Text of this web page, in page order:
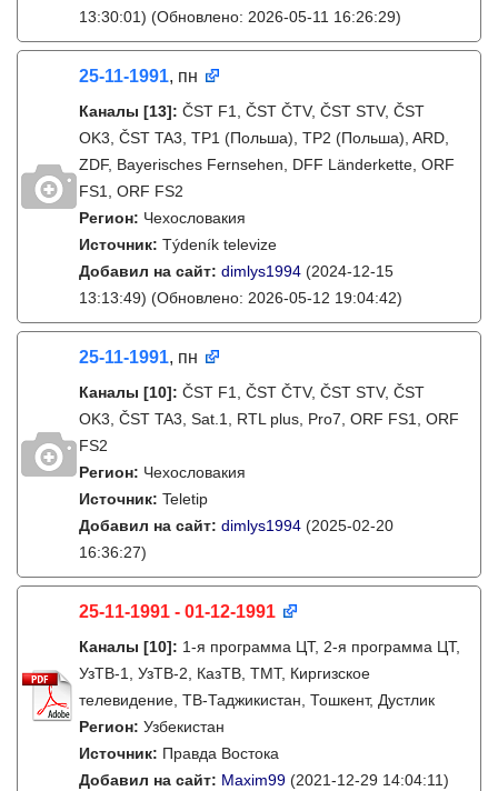
13:30:01) (Обновлено: 2026-05-11 16:26:29)
25-11-1991, пн
Каналы [13]: ČST F1, ČST ČTV, ČST STV, ČST
OK3, ČST TA3, TP1 (Польша), TP2 (Польша), ARD,
ZDF, Bayerisches Fernsehen, DFF Länderkette, ORF
FS1, ORF FS2
Регион: Чехословакия
Источник: Týdeník televize
Добавил на сайт: dimlys1994 (2024-12-15
13:13:49) (Обновлено: 2026-05-12 19:04:42)
25-11-1991, пн
Каналы [10]: ČST F1, ČST ČTV, ČST STV, ČST
OK3, ČST TA3, Sat.1, RTL plus, Pro7, ORF FS1, ORF
FS2
Регион: Чехословакия
Источник: Teletip
Добавил на сайт: dimlys1994 (2025-02-20
16:36:27)
25-11-1991 - 01-12-1991
Каналы [10]: 1-я программа ЦТ, 2-я программа ЦТ,
УзТВ-1, УзТВ-2, КазТВ, ТМТ, Киргизское
телевидение, ТВ-Таджикистан, Тошкент, Дустлик
Регион: Узбекистан
Источник: Правда Востока
Добавил на сайт: Maxim99 (2021-12-29 14:04:11)